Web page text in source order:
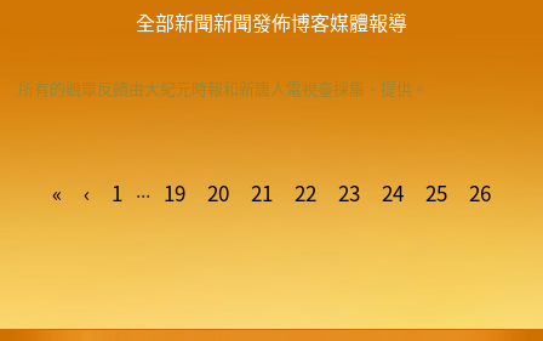
全部新聞新聞發佈博客媒體報導
所有的觀眾反饋由大紀元時報和新唐人電視臺採集、提供。
« ‹ 1 ... 19 20 21 22 23 24 25 26